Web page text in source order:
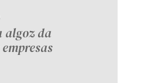
algoz da